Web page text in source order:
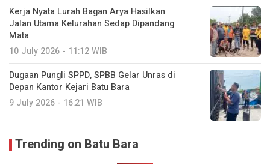
Kerja Nyata Lurah Bagan Arya Hasilkan
Jalan Utama Kelurahan Sedap Dipandang
Mata
10 July 2026 - 11:12 WIB
Dugaan Pungli SPPD, SPBB Gelar Unras di
Depan Kantor Kejari Batu Bara
9 July 2026 - 16:21 WIB
Trending on Batu Bara